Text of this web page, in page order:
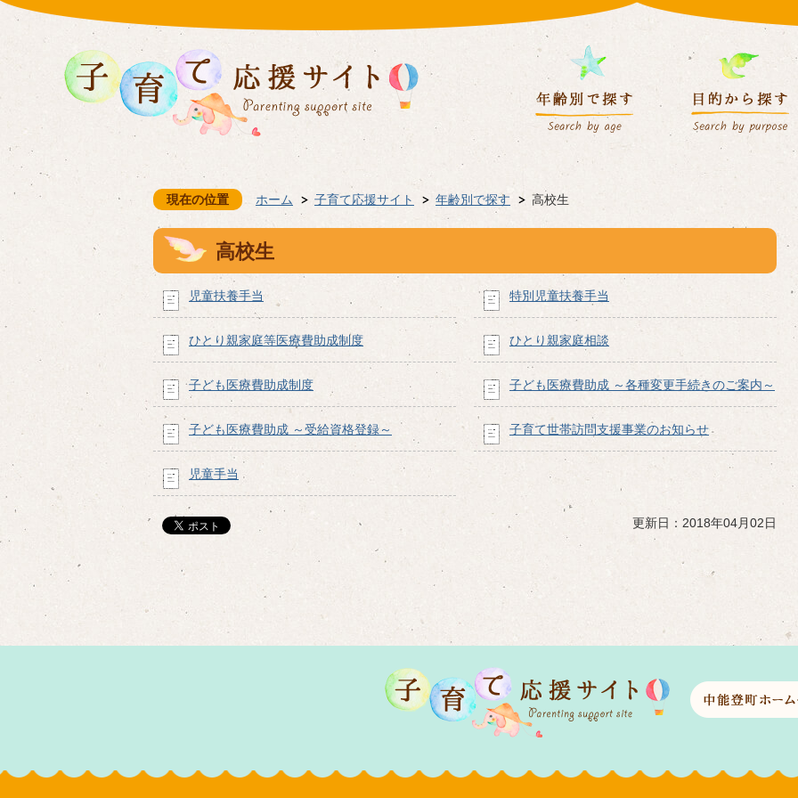
現在の位置 ホーム 子育て応援サイト 年齢別で探す 高校生
高校生
児童扶養手当 特別児童扶養手当
ひとり親家庭等医療費助成制度 ひとり親家庭相談
子ども医療費助成制度 子ども医療費助成 ～各種変更手続きのご案内～
子ども医療費助成 ～受給資格登録～ 子育て世帯訪問支援事業のお知らせ
児童手当
更新日：2018年04月02日